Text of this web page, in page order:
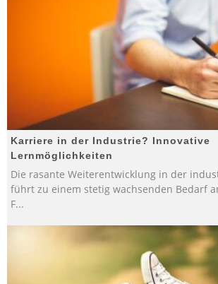
Karriere in der Industrie? Innovative
Lernmöglichkeiten
Die rasante Weiterentwicklung in der
führt zu einem stetig wachsenden Bedarf
F...